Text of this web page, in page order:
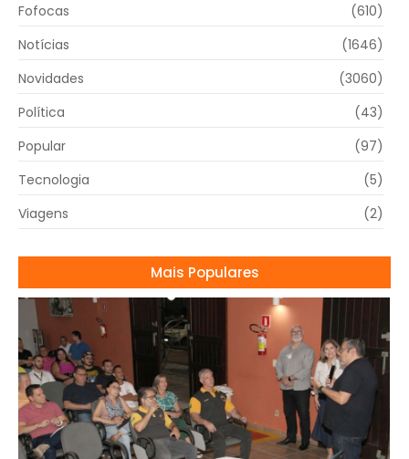
Mais Populares
Fofocas
(610)
Notícias
(1646)
Novidades
(3060)
Política
(43)
Popular
(97)
Tecnologia
(5)
Viagens
(2)